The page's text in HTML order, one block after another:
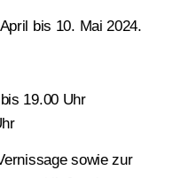
bis 10. Mai 2024.
19.00 Uhr
sowie zur